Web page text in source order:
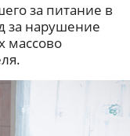
за питание в
за нарушение
массово